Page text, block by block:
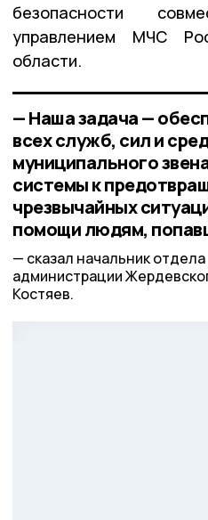
безопасности
управлением МЧС
области.
— Наша задача —
всех служб, сил и
муниципального
системы к
чрезвычайных
помощи людям,
сказал начальник
администрации
Костяев.